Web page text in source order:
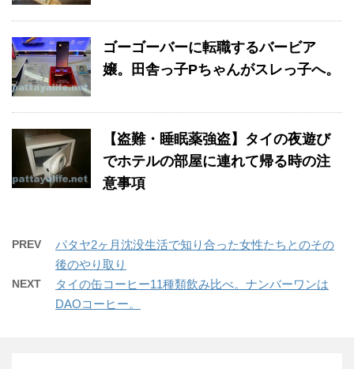
ゴーゴーバーに転職するバービア
嬢。田舎っ子Pちゃんがスレっ子へ。
【盗難・睡眠薬強盗】タイの夜遊び
でホテルの部屋に連れて帰る時の注
意事項
PREV
パタヤ2ヶ月沈没生活で知り合った女性たちとのその
後のやり取り
NEXT
タイの缶コーヒー11種類飲み比べ。ナンバーワンは
DAOコーヒー。